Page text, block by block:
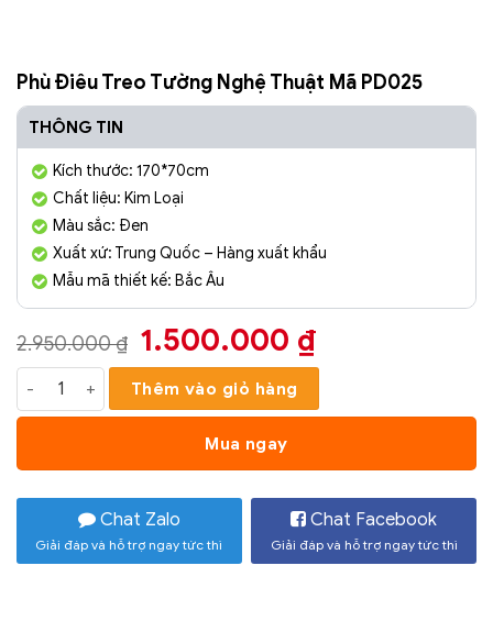
Phù Điêu Treo Tường Nghệ Thuật Mã PD025
THÔNG TIN
Kích thước: 170*70cm
Chất liệu: Kim Loại
Màu sắc: Đen
Xuất xứ: Trung Quốc – Hàng xuất khẩu
Mẫu mã thiết kế: Bắc Âu
2.950.000₫ Giá
gốc
là:
2.950.000 ₫.
1.500.000 ₫Giá
hiện
tại
1.500.000
Phù Điêu Treo Tường Nghệ Thuật Mã PD025 số lượng
Thêm vào giỏ hàng
Mua ngay
Chat Zalo
Giải đáp và hỗ trợ ngay tức thì
Chat Facebook
Giải đáp và hỗ trợ ngay tức thì